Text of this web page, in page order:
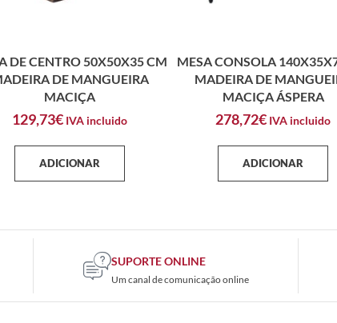
DE CENTRO 50X50X35 CM
DE MANGUEIRA
MACIÇA
129,73€ IVA incluido
ADICIONAR
MESA CONSOLA
MADEIRA DE
MACIÇA ÁSPERA
278,72€ IVA incluido
ADICIONAR
SUPORTE ONLINE
Um canal de comunicação online